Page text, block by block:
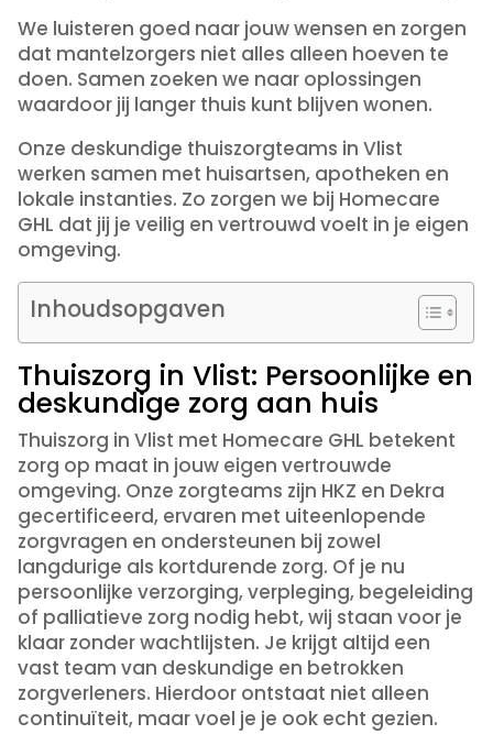
We luisteren goed naar jouw wensen en zorgen
dat mantelzorgers niet alles alleen hoeven te
doen. Samen zoeken we naar oplossingen
waardoor jij langer thuis kunt blijven wonen.
Onze deskundige thuiszorgteams in Vlist
werken samen met huisartsen, apotheken en
lokale instanties. Zo zorgen we bij Homecare
GHL dat jij je veilig en vertrouwd voelt in je eigen
omgeving.
Inhoudsopgaven
Thuiszorg in Vlist: Persoonlijke en
deskundige zorg aan huis
Thuiszorg in Vlist met Homecare GHL betekent
zorg op maat in jouw eigen vertrouwde
omgeving. Onze zorgteams zijn HKZ en Dekra
gecertificeerd, ervaren met uiteenlopende
zorgvragen en ondersteunen bij zowel
langdurige als kortdurende zorg. Of je nu
persoonlijke verzorging, verpleging, begeleiding
of palliatieve zorg nodig hebt, wij staan voor je
klaar zonder wachtlijsten. Je krijgt altijd een
vast team van deskundige en betrokken
zorgverleners. Hierdoor ontstaat niet alleen
continuïteit, maar voel je je ook echt gezien.